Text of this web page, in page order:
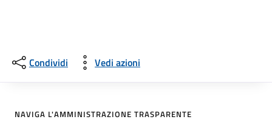
Condividi Vedi azioni
NAVIGA L'AMMINISTRAZIONE TRASPARENTE